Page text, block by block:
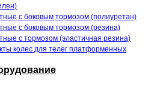
c боковым тормозом (полиуретан)
c боковым тормозом (резина)
c тормозом (эластичная резина)
колес для телег платформенных